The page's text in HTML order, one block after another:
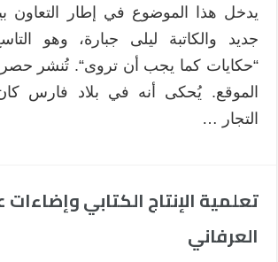
يدخل هذا الموضوع في إطار التعاون
جديد والكاتبة ليلى جبارة، وهو
“حكايات كما يجب أن تروى“. تُنشر
الموقع. يُحكى أنه في بلاد فارس
التجار …
تعلمية الإنتاج الكتابي
العرفاني